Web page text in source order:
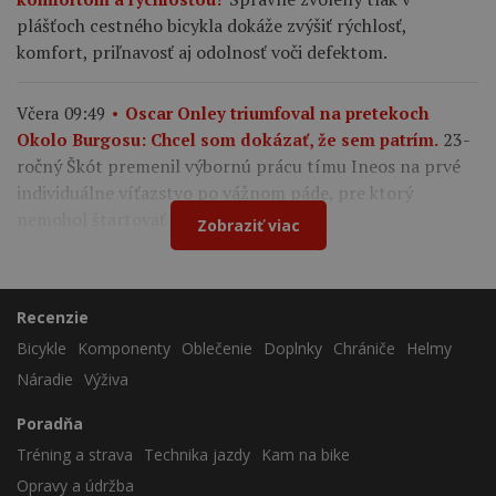
plášťoch cestného bicykla dokáže zvýšiť rýchlosť,
komfort, priľnavosť aj odolnosť voči defektom.
Včera 09:49
Oscar Onley triumfoval na pretekoch
Okolo Burgosu: Chcel som dokázať, že sem patrím. 23-
ročný Škót premenil výbornú prácu tímu Ineos na prvé
individuálne víťazstvo po vážnom páde, pre ktorý
nemohol štartovať na Tour de France.
Zobraziť viac
Recenzie
Bicykle
Komponenty Oblečenie Doplnky Chrániče
Helmy
Náradie Výživa
Poradňa
Tréning a strava
Technika jazdy
Kam na bike
Opravy a údržba